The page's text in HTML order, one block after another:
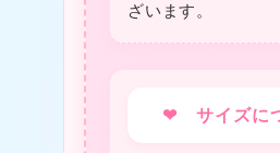
ざいます。
❤ サイズに